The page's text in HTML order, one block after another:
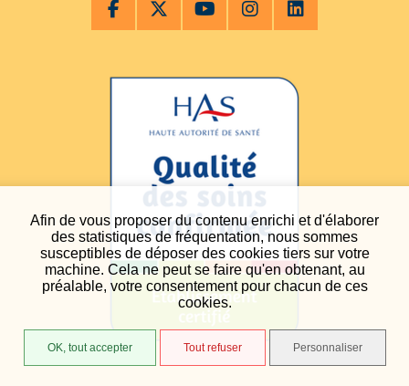
Afin de vous proposer du contenu enrichi et d'élaborer
des statistiques de fréquentation, nous sommes
susceptibles de déposer des cookies tiers sur votre
machine. Cela ne peut se faire qu'en obtenant, au
préalable, votre consentement pour chacun de ces
cookies.
OK, tout accepter Tout refuser Personnaliser